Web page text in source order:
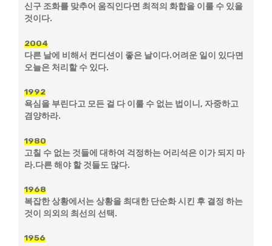
신구 조화를 맞추어 움직인다면 최적의 화합을 이룰 수 있을
것이다.
2004
다른 날에 비해서 컨디션이 좋은 날이다.어려운 일이 있다면
오늘은 처리할 수 있다.
1992
욕심을 부린다고 모든 걸 다 이룰 수 없는 법이니, 자중하고
겸양하라.
1980
고칠 수 없는 것들에 대하여 걱정하는 어리석은 이가 되지 마
라.다른 해야 할 것들도 많다.
1968
복잡한 상황에서는 상황을 최대한 단순화 시킨 후 결정 하는
것이 의외의 최선의 선택.
1956